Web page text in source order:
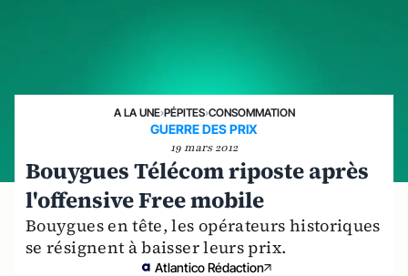
A LA UNE›PÉPITES›CONSOMMATION
GUERRE DES PRIX
19 mars 2012
Bouygues Télécom riposte après
l'offensive Free mobile
Bouygues en tête, les opérateurs historiques
se résignent à baisser leurs prix.
Atlantico Rédaction